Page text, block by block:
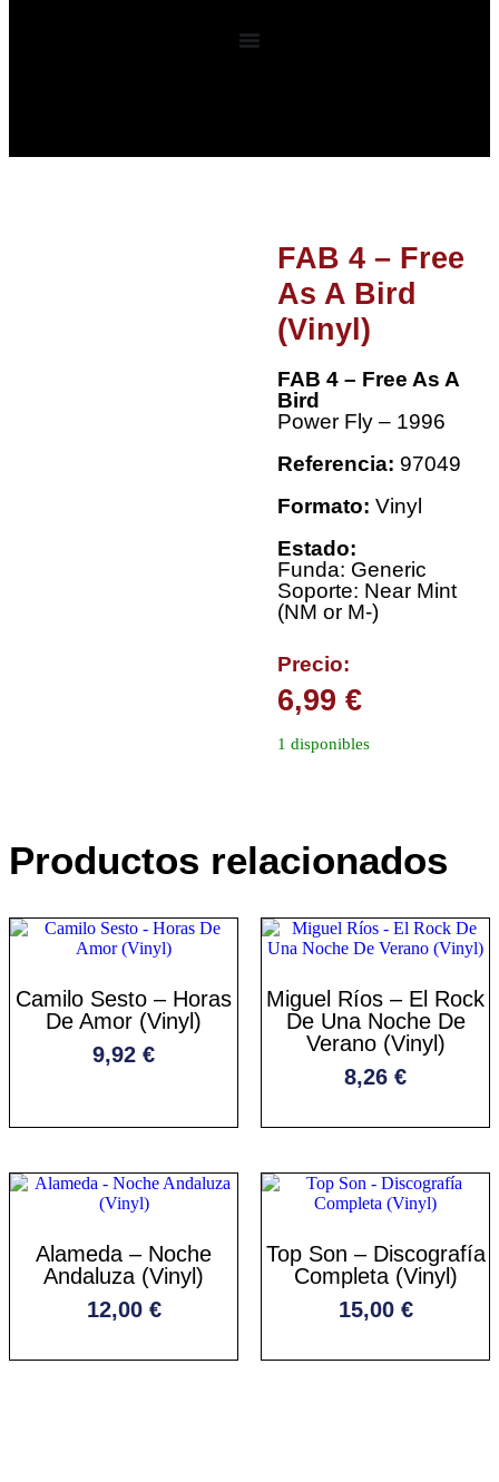
FAB 4 – Free
As A Bird
(Vinyl)
FAB 4 – Free As A
Bird
Power Fly – 1996
Referencia: 97049
Formato: Vinyl
Estado:
Funda: Generic
Soporte: Near Mint
(NM or M-)
Precio:
6,99 €
1 disponibles
Productos relacionados
Camilo Sesto – Horas
De Amor (Vinyl)
9,92 €
Miguel Ríos – El Rock
De Una Noche De
Verano (Vinyl)
8,26 €
Alameda – Noche
Andaluza (Vinyl)
12,00 €
Top Son – Discografía
Completa (Vinyl)
15,00 €